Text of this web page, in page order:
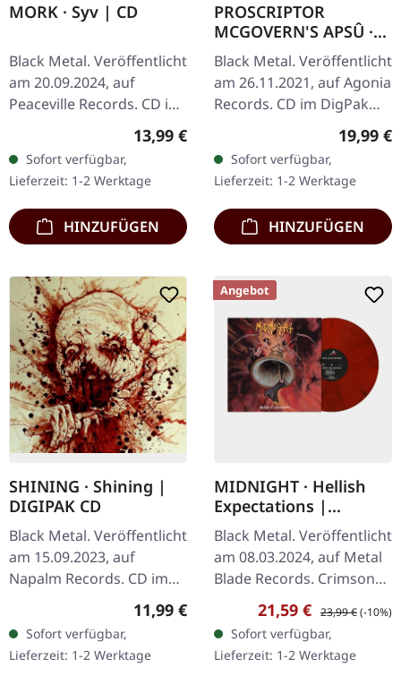
MORK · Syv | CD
Black Metal. Veröffentlicht
am 20.09.2024, auf
Peaceville Records. CD im
norwegische Black Metal-
Formation Mork liefert
mit "Syv"…
Regulärer Preis:
13,99 €
Sofort verfügbar,
Lieferzeit: 1-2 Werktage
HINZUFÜGEN
PROSCRIPTOR
MCGOVERN'S APSÛ ·
Proscriptor
McGovern's Apsû |
DIGIPAK CD
Black Metal. Veröffentlicht
am 26.11.2021, auf Agonia
Records. CD im DigPak
mit 16-seitigem Booklet,
in einem Schuber mit
Silberdruck. Limitierte…
19,99 €
Sofort verfügbar,
Lieferzeit: 1-2 Werktage
HINZUFÜGEN
SHINING · Shining |
DIGIPAK CD
Black Metal. Veröffentlicht
am 15.09.2023, auf
Napalm Records. CD im
schwedischen Black
Metal-Legenden Shining
kehren mit ihrem…
Regulärer Preis:
11,99 €
Sofort verfügbar,
Lieferzeit: 1-2 Werktage
Angebot
MIDNIGHT · Hellish
Expectations |
CRIMSON RED/BLACK
SMOKE LP
Black Metal. Veröffentlicht
am 08.03.2024, auf Metal
Blade Records. Crimson
Red/Black Smoke Vinyl.
"Hellish Expectations" ist
das neueste Werk der…
Verkaufspreis:
21,59 € Regulärer Preis:
23,99 €(-10%)
Sofort verfügbar,
Lieferzeit: 1-2 Werktage